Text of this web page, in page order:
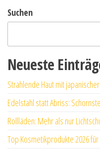
Suchen
Neueste
Strahlende Haut mit
Edelstahl statt Abriss:
Rollläden: Mehr als nur
Top Kosmetikprodukte 2026